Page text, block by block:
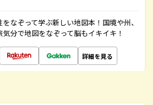
なぞって学ぶ新しい地図本！国境や州、
分で地図をなぞって脳もイキイキ！
詳細を見る